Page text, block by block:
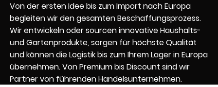
Von der ersten Idee bis zum Import nach Europa
begleiten wir den gesamten Beschaffungsprozess.
Wir entwickeln oder sourcen innovative Haushalts-
und Gartenprodukte, sorgen für höchste Qualität
und können die Logistik bis zum Ihrem Lager in Europa
übernehmen. Von Premium bis Discount sind wir
Partner von führenden Handelsunternehmen.